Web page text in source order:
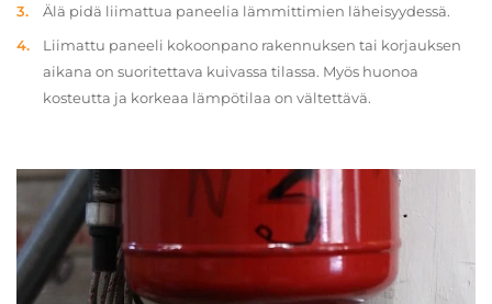
Älä pidä liimattua paneelia lämmittimien läheisyydessä.
Liimattu paneeli kokoonpano rakennuksen tai korjauksen
aikana on suoritettava kuivassa tilassa. Myös huonoa
kosteutta ja korkeaa lämpötilaa on vältettävä.